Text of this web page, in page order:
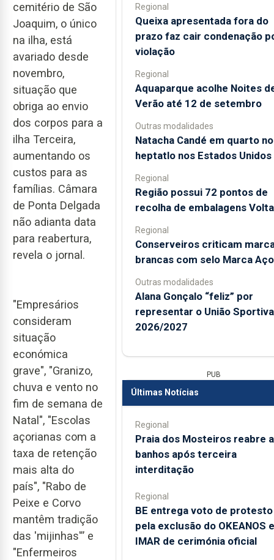
cemitério de São
Joaquim, o único
na ilha, está
avariado desde
novembro,
situação que
obriga ao envio
dos corpos para a
ilha Terceira,
aumentando os
custos para as
famílias. Câmara
de Ponta Delgada
não adianta data
para reabertura,
revela o jornal.
"Empresários
consideram
situação
económica
grave", "Granizo,
chuva e vento no
fim de semana de
Natal", "Escolas
açorianas com a
taxa de retenção
mais alta do
país", "Rabo de
Peixe e Corvo
mantêm tradição
das 'mijinhas'” e
"Enfermeiros
Regional
Queixa apresentada fora do
prazo faz cair condenação
violação
Regional
Aquaparque acolhe Noites
Verão até 12 de setembro
Outras modalidades
Natacha Candé em quarto no
heptatlo nos Estados Unidos
Regional
Região possui 72 pontos de
recolha de embalagens Volta
Regional
Conserveiros criticam
brancas com selo Marca
Outras modalidades
Alana Gonçalo “feliz” por
representar o União
2026/2027
PUB
Últimas Notícias
Regional
Praia dos Mosteiros reabre a
banhos após terceira
interditação
Regional
BE entrega voto de protesto
pela exclusão do OKEANOS e
IMAR de cerimónia oficial